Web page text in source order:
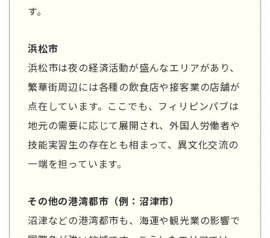
す。
浜松市
浜松市は夜の経済活動が盛んなエリアがあり、
繁華街周辺には各種の飲食店や接客業の店舗が
点在しています。ここでも、フィリピンパブは
地元の需要に応じて展開され、外国人労働者や
技能実習生の存在とも相まって、異文化交流の
一端を担っています。
その他の港湾都市（例：沼津市）
沼津などの港湾都市も、海運や観光業の影響で